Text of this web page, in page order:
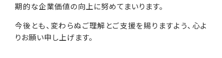
期的な企業価値の向上に努めてまいります。
今後とも、変わらぬご理解とご支援を賜りますよう、心よ
りお願い申し上げます。